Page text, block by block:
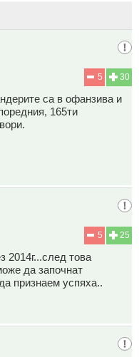
30
5
са в офанзива и
165ти
25
5
2014г...след това
да започнат
признаем успяха..